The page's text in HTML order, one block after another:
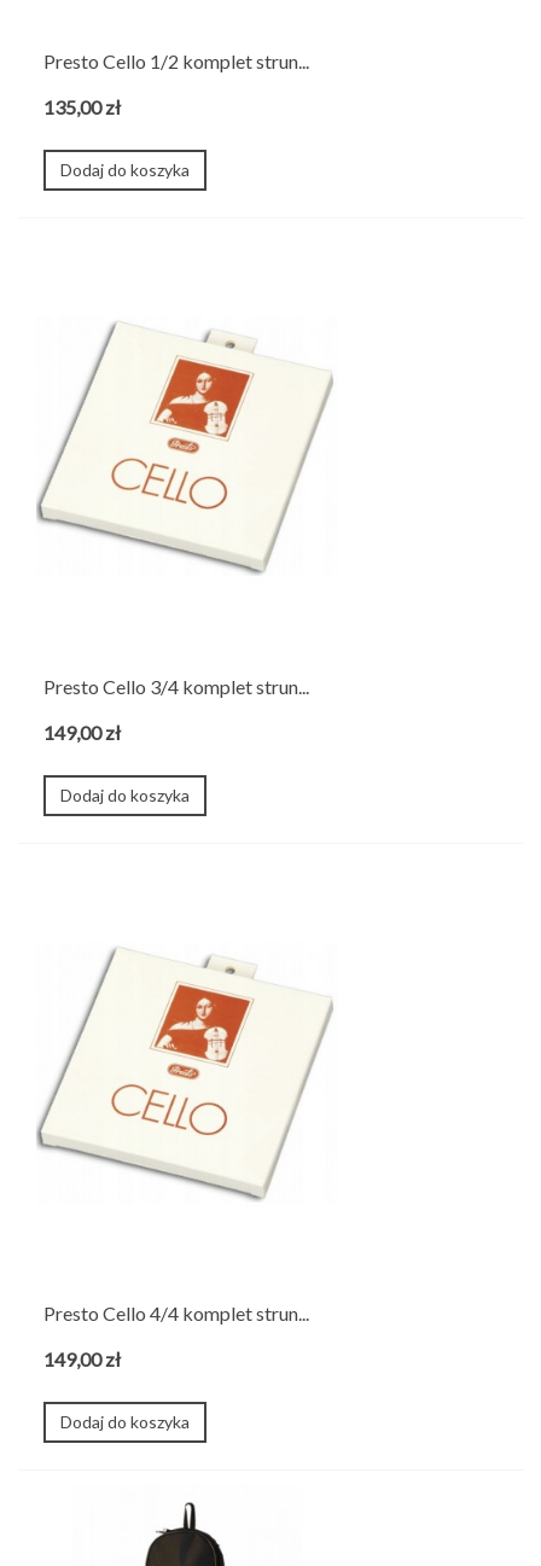
Presto Cello 1/2 komplet strun...
135,00 zł
Dodaj do koszyka
Presto Cello 3/4 komplet strun...
149,00 zł
Dodaj do koszyka
Presto Cello 4/4 komplet strun...
149,00 zł
Dodaj do koszyka